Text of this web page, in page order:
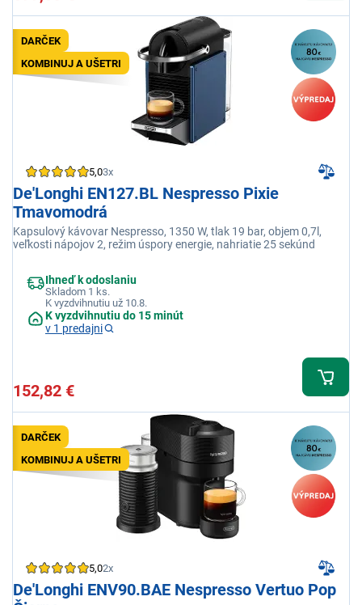
DARČEK
KOMBINUJ A UŠETRI
5,03x
De'Longhi EN127.BL Nespresso Pixie
Tmavomodrá
Kapsulový kávovar Nespresso, 1350 W, tlak 19 bar, objem 0,7l,
veľkosti nápojov 2, režim úspory energie, nahriatie 25 sekúnd
Ihneď k odoslaniu
Skladom 1 ks.
K vyzdvihnutiu už 10.8.
K vyzdvihnutiu do 15 minút
v 1 predajni
152,82 €
DARČEK
KOMBINUJ A UŠETRI
5,02x
De'Longhi ENV90.BAE Nespresso Vertuo Pop